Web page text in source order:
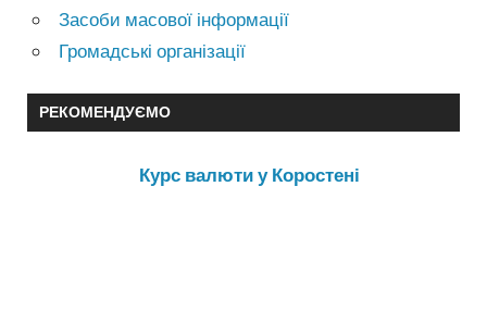
Засоби масової інформації
Громадські організації
РЕКОМЕНДУЄМО
Курс валюти у Коростені